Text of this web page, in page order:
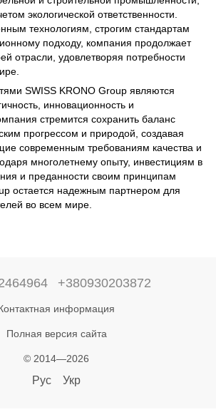
экологической ответственности.
технологиям, строгим стандартам
подходу, компания продолжает
отрасли, удовлетворяя потребности
SWISS KRONO Group являются
инновационность и
стремится сохранить баланс
прогрессом и природой, создавая
современным требованиям качества и
многолетнему опыту, инвестициям в
и преданности своим принципам
остается надежным партнером для
во всем мире.
+380930203872
информация
Полная версия сайта
© 2014—2026
Рус Укр